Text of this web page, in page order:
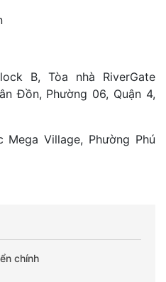
B, Tòa nhà RiverGate
Đồn, Phường 06, Quận 4,
Village, Phường Phú
chính